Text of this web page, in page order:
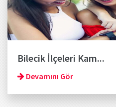
Bilecik İlçeleri Kam...
Devamını Gör